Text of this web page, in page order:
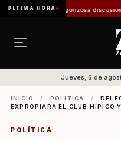
ÚLTIMA HORA
Pesca Vergonzosa discusión en el
Jueves, 6 de
INICIO / POLÍTICA /
EXPROPIARÁ EL CLUB HÍPICO
POLÍTICA